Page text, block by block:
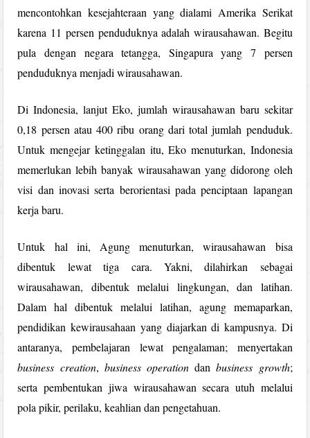
mencontohkan kesejahteraan yang dialami Amerika Serikat
karena 11 persen penduduknya adalah wirausahawan. Begitu
pula dengan negara tetangga, Singapura yang 7 persen
penduduknya menjadi wirausahawan.
Di Indonesia, lanjut Eko, jumlah wirausahawan baru sekitar
0,18 persen atau 400 ribu orang dari total jumlah penduduk.
Untuk mengejar ketinggalan itu, Eko menuturkan, Indonesia
memerlukan lebih banyak wirausahawan yang didorong oleh
visi dan inovasi serta berorientasi pada penciptaan lapangan
kerja baru.
Untuk hal ini, Agung menuturkan, wirausahawan bisa
dibentuk lewat tiga cara. Yakni, dilahirkan sebagai
wirausahawan, dibentuk melalui lingkungan, dan latihan.
Dalam hal dibentuk melalui latihan, agung memaparkan,
pendidikan kewirausahaan yang diajarkan di kampusnya. Di
antaranya, pembelajaran lewat pengalaman; menyertakan
business creation, business operation danbusiness growth;
serta pembentukan jiwa wirausahawan secara utuh melalui
pola pikir, perilaku, keahlian dan pengetahuan.